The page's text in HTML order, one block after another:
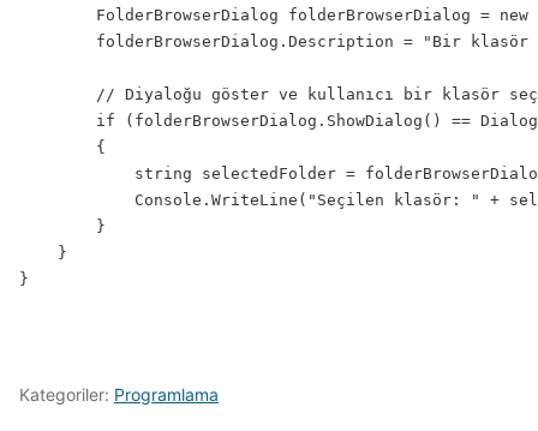
FolderBrowserDialog folderBrowserDialog = new
folderBrowserDialog.Description = "Bir klasör
// Diyaloğu göster ve kullanıcı bir klasör
if (folderBrowserDialog.ShowDialog() ==
        {
string selectedFolder =
Console.WriteLine("Seçilen klasör: " +
        }
    }
}
Kategoriler: Programlama